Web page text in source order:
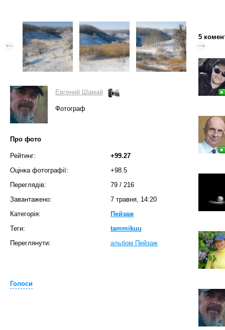
Евгений Шамай
Фотограф
Про фото
Рейтинг:
+99.27
Оцінка фотографії:
+98.5
Переглядів:
79 / 216
Завантажено:
7 травня, 14:20
Категорія:
Пейзаж
Теги:
tammikuu
Переглянути:
альбом Пейзаж
Голоси
5